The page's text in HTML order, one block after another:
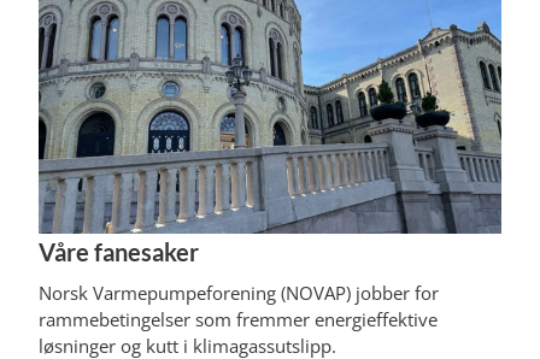
Våre fanesaker
Norsk Varmepumpeforening (NOVAP) jobber for
rammebetingelser som fremmer energieffektive
løsninger og kutt i klimagassutslipp.